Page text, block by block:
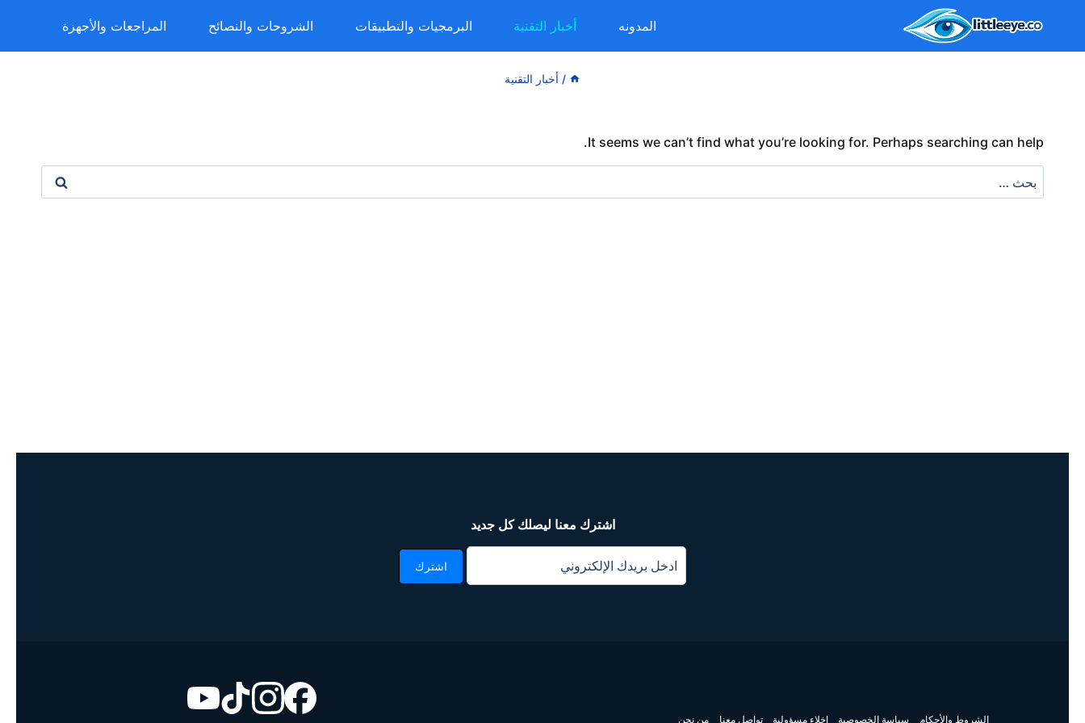
المحتوى
المدونه أخبار التقنية البرمجيات والتطبيقات الشروحات والنصائح المراجعات والأجهزة
/ أخبار التقنية
It seems we can’t find what you’re looking for. Perhaps searching can help.
عن:
اشترك معنا ليصلك كل جديد
اشترك
الشروط والأحكام سياسة الخصوصية إخلاء مسؤولية تواصل معنا من نحن